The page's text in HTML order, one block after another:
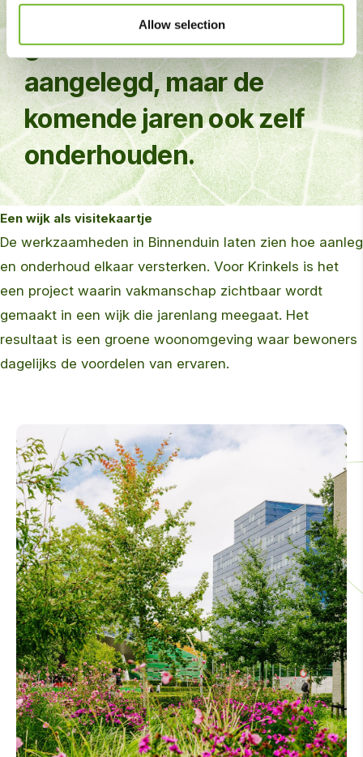
Allow selection
Binnenduin is dat we het
groen niet alleen hebben
aangelegd, maar de
komende jaren ook zelf
onderhouden.
Een wijk als visitekaartje
De werkzaamheden in Binnenduin laten zien hoe aanleg
en onderhoud elkaar versterken. Voor Krinkels is het
een project waarin vakmanschap zichtbaar wordt
gemaakt in een wijk die jarenlang meegaat. Het
resultaat is een groene woonomgeving waar bewoners
dagelijks de voordelen van ervaren.